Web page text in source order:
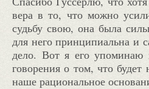
вера в то, что можно
судьбу свою, она была
для него принципиальна и
дело. Вот я его упоминаю
говорения о том, что будет
наше рациональное